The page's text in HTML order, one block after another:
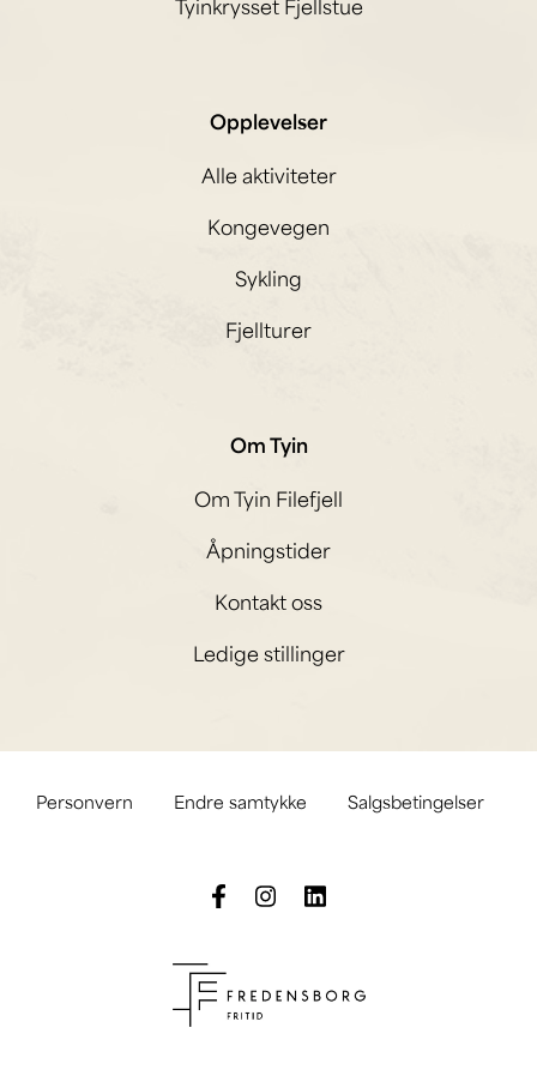
Tyinkrysset Fjellstue
Opplevelser
Alle aktiviteter
Kongevegen
Sykling
Fjellturer
Om Tyin
Om Tyin Filefjell
Åpningstider
Kontakt oss
Ledige stillinger
Personvern Endre samtykke Salgsbetingelser